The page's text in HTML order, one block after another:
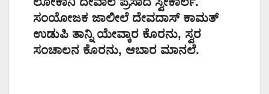
ಸಂಯೋಜಕ ಜಾಲೀಲೆ ದೇವದಾಸ್ ಕಾಮತ್
ಉಡುಪಿ ತಾನ್ನಿ ಯೇವ್ಕಾರ ಕೊರನು, ಸ್ವರ
ಸಂಚಾಲನ ಕೊರನು, ಆಬಾರ ಮಾನಲೆ.